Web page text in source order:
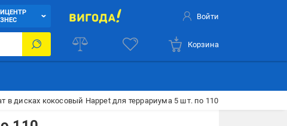
Войти
Корзина
в дисках кокосовый Happet для террариума 5 шт. по 110 г (D602